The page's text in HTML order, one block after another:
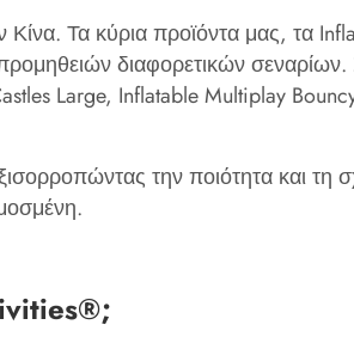
Τα κύρια προϊόντα μας, τα
διαφορετικών σεναρίων.
Large, Inflatable Multiplay
την ποιότητα και τη